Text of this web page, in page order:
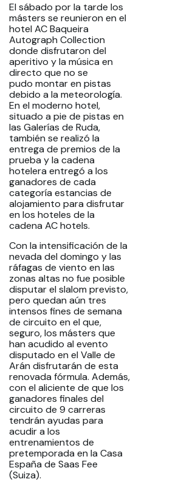
El sábado por la tarde los
másters se reunieron en el
hotel AC Baqueira
Autograph Collection
donde disfrutaron del
aperitivo y la música en
directo que no se
pudo montar en pistas
debido a la meteorología.
En el moderno hotel,
situado a pie de pistas en
las Galerías de Ruda,
también se realizó la
entrega de premios de la
prueba y la cadena
hotelera entregó a los
ganadores de cada
categoría estancias de
alojamiento para disfrutar
en los hoteles de la
cadena AC hotels.
Con la intensificación de la
nevada del domingo y las
ráfagas de viento en las
zonas altas no fue posible
disputar el slalom previsto,
pero quedan aún tres
intensos fines de semana
de circuito en el que,
seguro, los másters que
han acudido al evento
disputado en el Valle de
Arán disfrutarán de esta
renovada fórmula. Además,
con el aliciente de que los
ganadores finales del
circuito de 9 carreras
tendrán ayudas para
acudir a los
entrenamientos de
pretemporada en la Casa
España de Saas Fee
(Suiza).